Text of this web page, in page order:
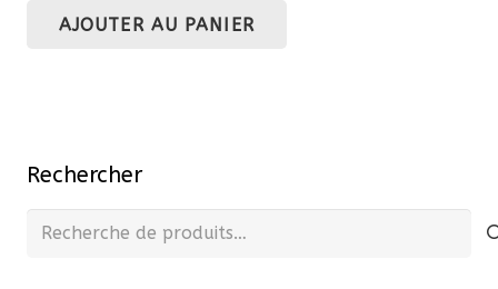
initial
actuel
AJOUTER AU PANIER
Rechercher
Recherche